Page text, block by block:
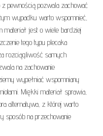
pewnością pozwala zachować
wypadku warto wspomnieć,
materiał jest o wiele bardziej
tego typu plecaka
rozciągliwość samych
na zachowanie
wypełniać wspomniany
Miękki materiał sprawia,
alternatywa, z której warto
sposób na przechowanie